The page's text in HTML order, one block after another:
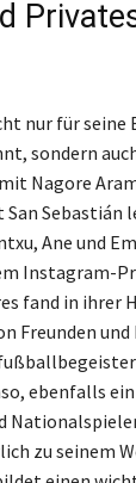
nur für seine
sondern
Nagore
Sebastián
Ane und
Instagram-
fand in ihrer
Freunden
ebenfalls
zu seinem